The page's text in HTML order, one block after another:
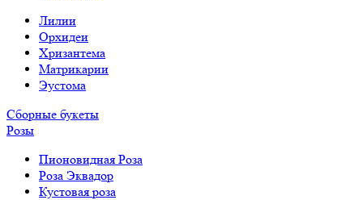
Лилии
Орхидеи
Хризантема
Матрикарии
Эустома
Сборные букеты
Розы
Пионовидная Роза
Роза Эквадор
Кустовая роза